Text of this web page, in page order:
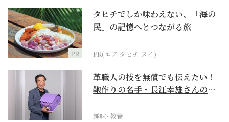
PR
タヒチでしか味わえない、「海の
民」の記憶へとつながる旅
PR(エア タヒチ ヌイ)
革職人の技を無償でも伝えたい！
鞄作りの名手・長江幸雄さんの第
趣味･教養